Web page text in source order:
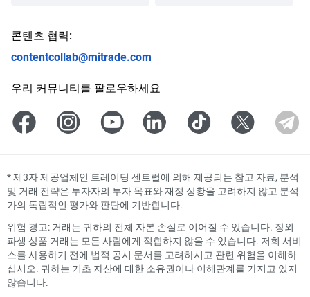
콘텐츠 협력:
contentcollab@mitrade.com
우리 커뮤니티를 팔로우하세요
*제3자 제공업체인 트레이딩 센트럴에 의해 제공되는 참고 자료, 분석
및 거래 전략은 투자자의 투자 목표와 재정 상황을 고려하지 않고 분석
가의 독립적인 평가와 판단에 기반합니다.
위험 경고: 거래는 귀하의 전체 자본 손실로 이어질 수 있습니다. 장외
파생 상품 거래는 모든 사람에게 적합하지 않을 수 있습니다. 저희 서비
스를 사용하기 전에 법적 공시 문서를 고려하시고 관련 위험을 이해하
십시오. 귀하는 기초 자산에 대한 소유권이나 이해관계를 가지고 있지
않습니다.